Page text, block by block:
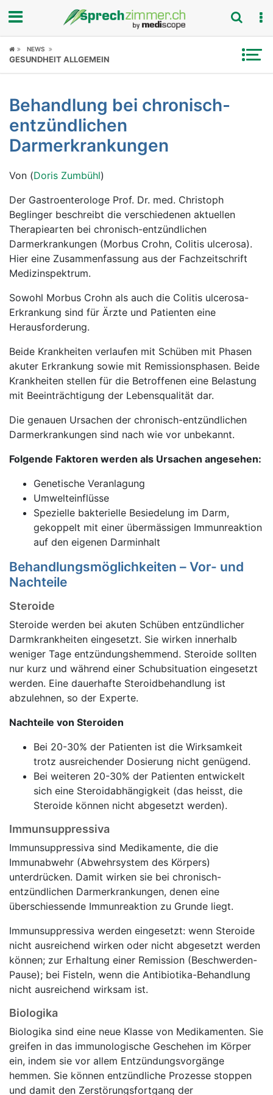
Fokus
Symptome
Untersuchungen
News
Ratgeber
Rubriken
NEWS
GESUNDHEIT ALLGEMEIN
Behandlung bei chronisch-
entzündlichen
Darmerkrankungen
Von (Doris Zumbühl)
Der Gastroenterologe Prof. Dr. med. Christoph
Beglinger beschreibt die verschiedenen aktuellen
Therapiearten bei chronisch-entzündlichen
Darmerkrankungen (Morbus Crohn, Colitis ulcerosa).
Hier eine Zusammenfassung aus der Fachzeitschrift
Medizinspektrum.
Sowohl Morbus Crohn als auch die Colitis ulcerosa-
Erkrankung sind für Ärzte und Patienten eine
Herausforderung.
Beide Krankheiten verlaufen mit Schüben mit Phasen
akuter Erkrankung sowie mit Remissionsphasen. Beide
Krankheiten stellen für die Betroffenen eine Belastung
mit Beeinträchtigung der Lebensqualität dar.
Die genauen Ursachen der chronisch-entzündlichen
Darmerkrankungen sind nach wie vor unbekannt.
Folgende Faktoren werden als Ursachen angesehen:
Genetische Veranlagung
Umwelteinflüsse
Spezielle bakterielle Besiedelung im Darm,
gekoppelt mit einer übermässigen Immunreaktion
auf den eigenen Darminhalt
Behandlungsmöglichkeiten – Vor- und
Nachteile
Steroide
Steroide werden bei akuten Schüben entzündlicher
Darmkrankheiten eingesetzt. Sie wirken innerhalb
weniger Tage entzündungshemmend. Steroide sollten
nur kurz und während einer Schubsituation eingesetzt
werden. Eine dauerhafte Steroidbehandlung ist
abzulehnen, so der Experte.
Nachteile von Steroiden
Bei 20-30% der Patienten ist die Wirksamkeit
trotz ausreichender Dosierung nicht genügend.
Bei weiteren 20-30% der Patienten entwickelt
sich eine Steroidabhängigkeit (das heisst, die
Steroide können nicht abgesetzt werden).
Immunsuppressiva
Immunsuppressiva sind Medikamente, die die
Immunabwehr (Abwehrsystem des Körpers)
unterdrücken. Damit wirken sie bei chronisch-
entzündlichen Darmerkrankungen, denen eine
überschiessende Immunreaktion zu Grunde liegt.
Immunsuppressiva werden eingesetzt: wenn Steroide
nicht ausreichend wirken oder nicht abgesetzt werden
können; zur Erhaltung einer Remission (Beschwerden-
Pause); bei Fisteln, wenn die Antibiotika-Behandlung
nicht ausreichend wirksam ist.
Biologika
Biologika sind eine neue Klasse von Medikamenten. Sie
greifen in das immunologische Geschehen im Körper
ein, indem sie vor allem Entzündungsvorgänge
hemmen. Sie können entzündliche Prozesse stoppen
und damit den Zerstörungsfortgang der